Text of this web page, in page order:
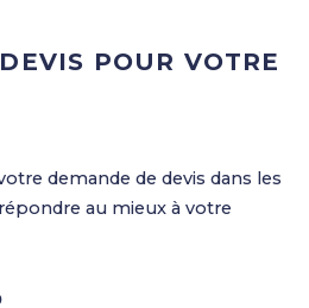
POUR VOTRE
demande de devis dans les
au mieux à votre